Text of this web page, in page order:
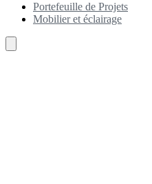
Portefeuille de Projets
Mobilier et éclairage